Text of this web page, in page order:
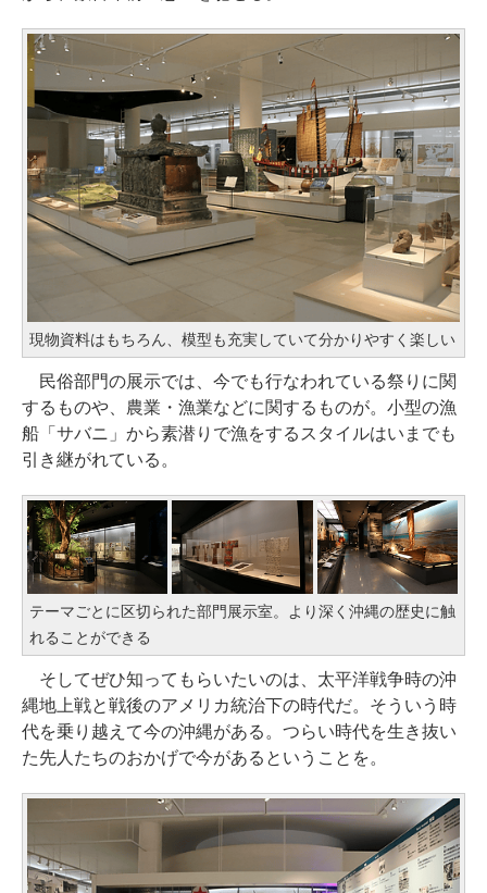
現物資料はもちろん、模型も充実していて分かりやすく楽しい
民俗部門の展示では、今でも行なわれている祭りに関
するものや、農業・漁業などに関するものが。小型の漁
船「サバニ」から素潜りで漁をするスタイルはいまでも
引き継がれている。
テーマごとに区切られた部門展示室。より深く沖縄の歴史に触
れることができる
そしてぜひ知ってもらいたいのは、太平洋戦争時の沖
縄地上戦と戦後のアメリカ統治下の時代だ。そういう時
代を乗り越えて今の沖縄がある。つらい時代を生き抜い
た先人たちのおかげで今があるということを。